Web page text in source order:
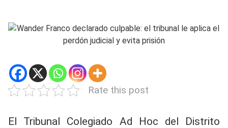
Rate this post
El Tribunal Colegiado Ad Hoc del Distrito